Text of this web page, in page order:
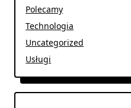
Polecamy
Technologia
Uncategorized
Usługi